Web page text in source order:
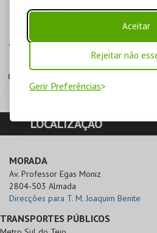
Aceitar
Rejeitar não
Gerir Preferências
INFORMAÇÕES ADICIONAIS
Este espectáculo será apresentado
Joaquim Benite, na Avenida
Geral - 13€
LOCALIZAÇÃO
MORADA
Av. Professor Egas Moniz
2804-503 Almada
Direcções para T. M. Joaquim Benite
TRANSPORTES PÚBLICOS